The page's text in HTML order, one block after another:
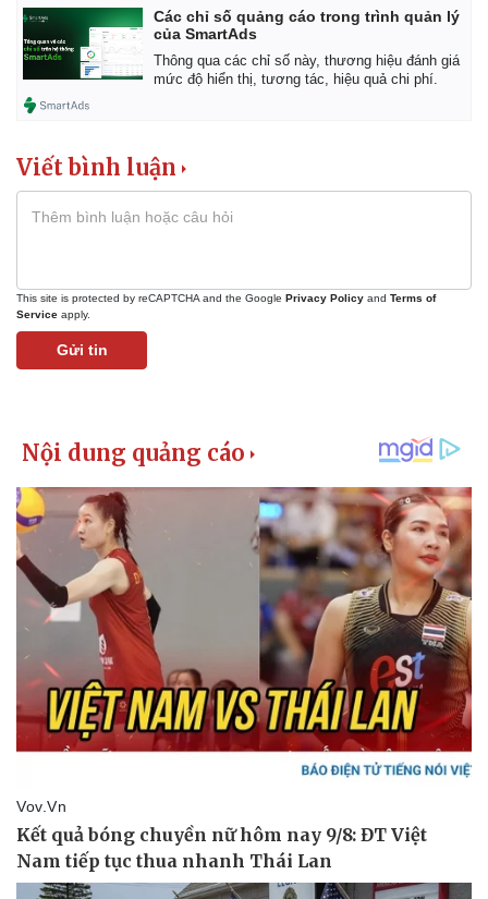
Các chỉ số quảng cáo trong trình quản lý
của SmartAds
Thông qua các chỉ số này, thương hiệu đánh giá
mức độ hiển thị, tương tác, hiệu quả chi phí.
Viết bình luận
This site is protected by reCAPTCHA and the Google Privacy Policy and Terms of
Service apply.
Gửi tin